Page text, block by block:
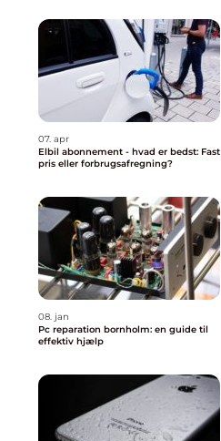
07. apr
Elbil abonnement - hvad er bedst: Fast
pris eller forbrugsafregning?
08. jan
Pc reparation bornholm: en guide til
effektiv hjælp